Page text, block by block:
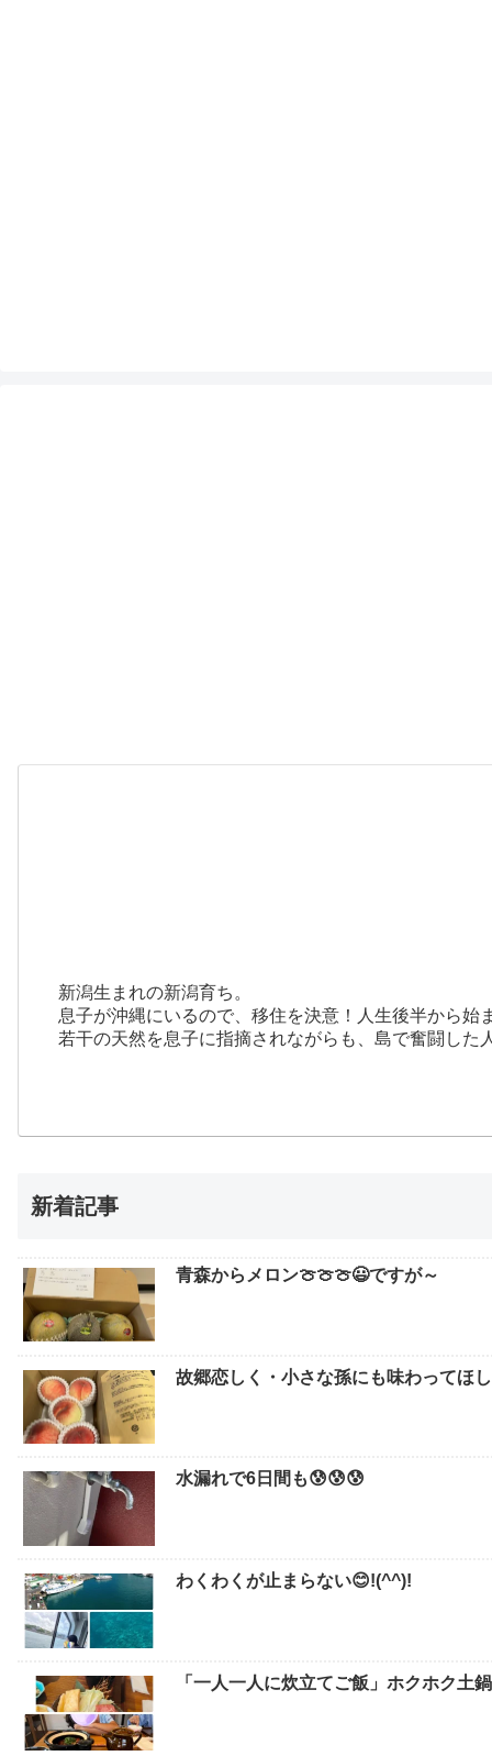
新潟生まれの新潟育ち。
息子が沖縄にいるので、移住を決意！人生後半から
若干の天然を息子に指摘されながらも、島で奮闘した
新着記事
青森からメロン🍈🍈🍈😃ですが～
故郷恋しく・小さな孫にも味わってほ
水漏れで6日間も😰😰😰
わくわくが止まらない😊!(^^)!
「一人一人に炊立てご飯」ホクホク土